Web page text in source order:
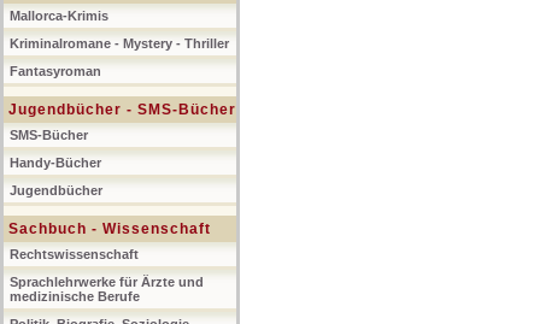
Mallorca-Krimis
Kriminalromane - Mystery - Thriller
Fantasyroman
Jugendbücher - SMS-Bücher
SMS-Bücher
Handy-Bücher
Jugendbücher
Sachbuch - Wissenschaft
Rechtswissenschaft
Sprachlehrwerke für Ärzte und
medizinische Berufe